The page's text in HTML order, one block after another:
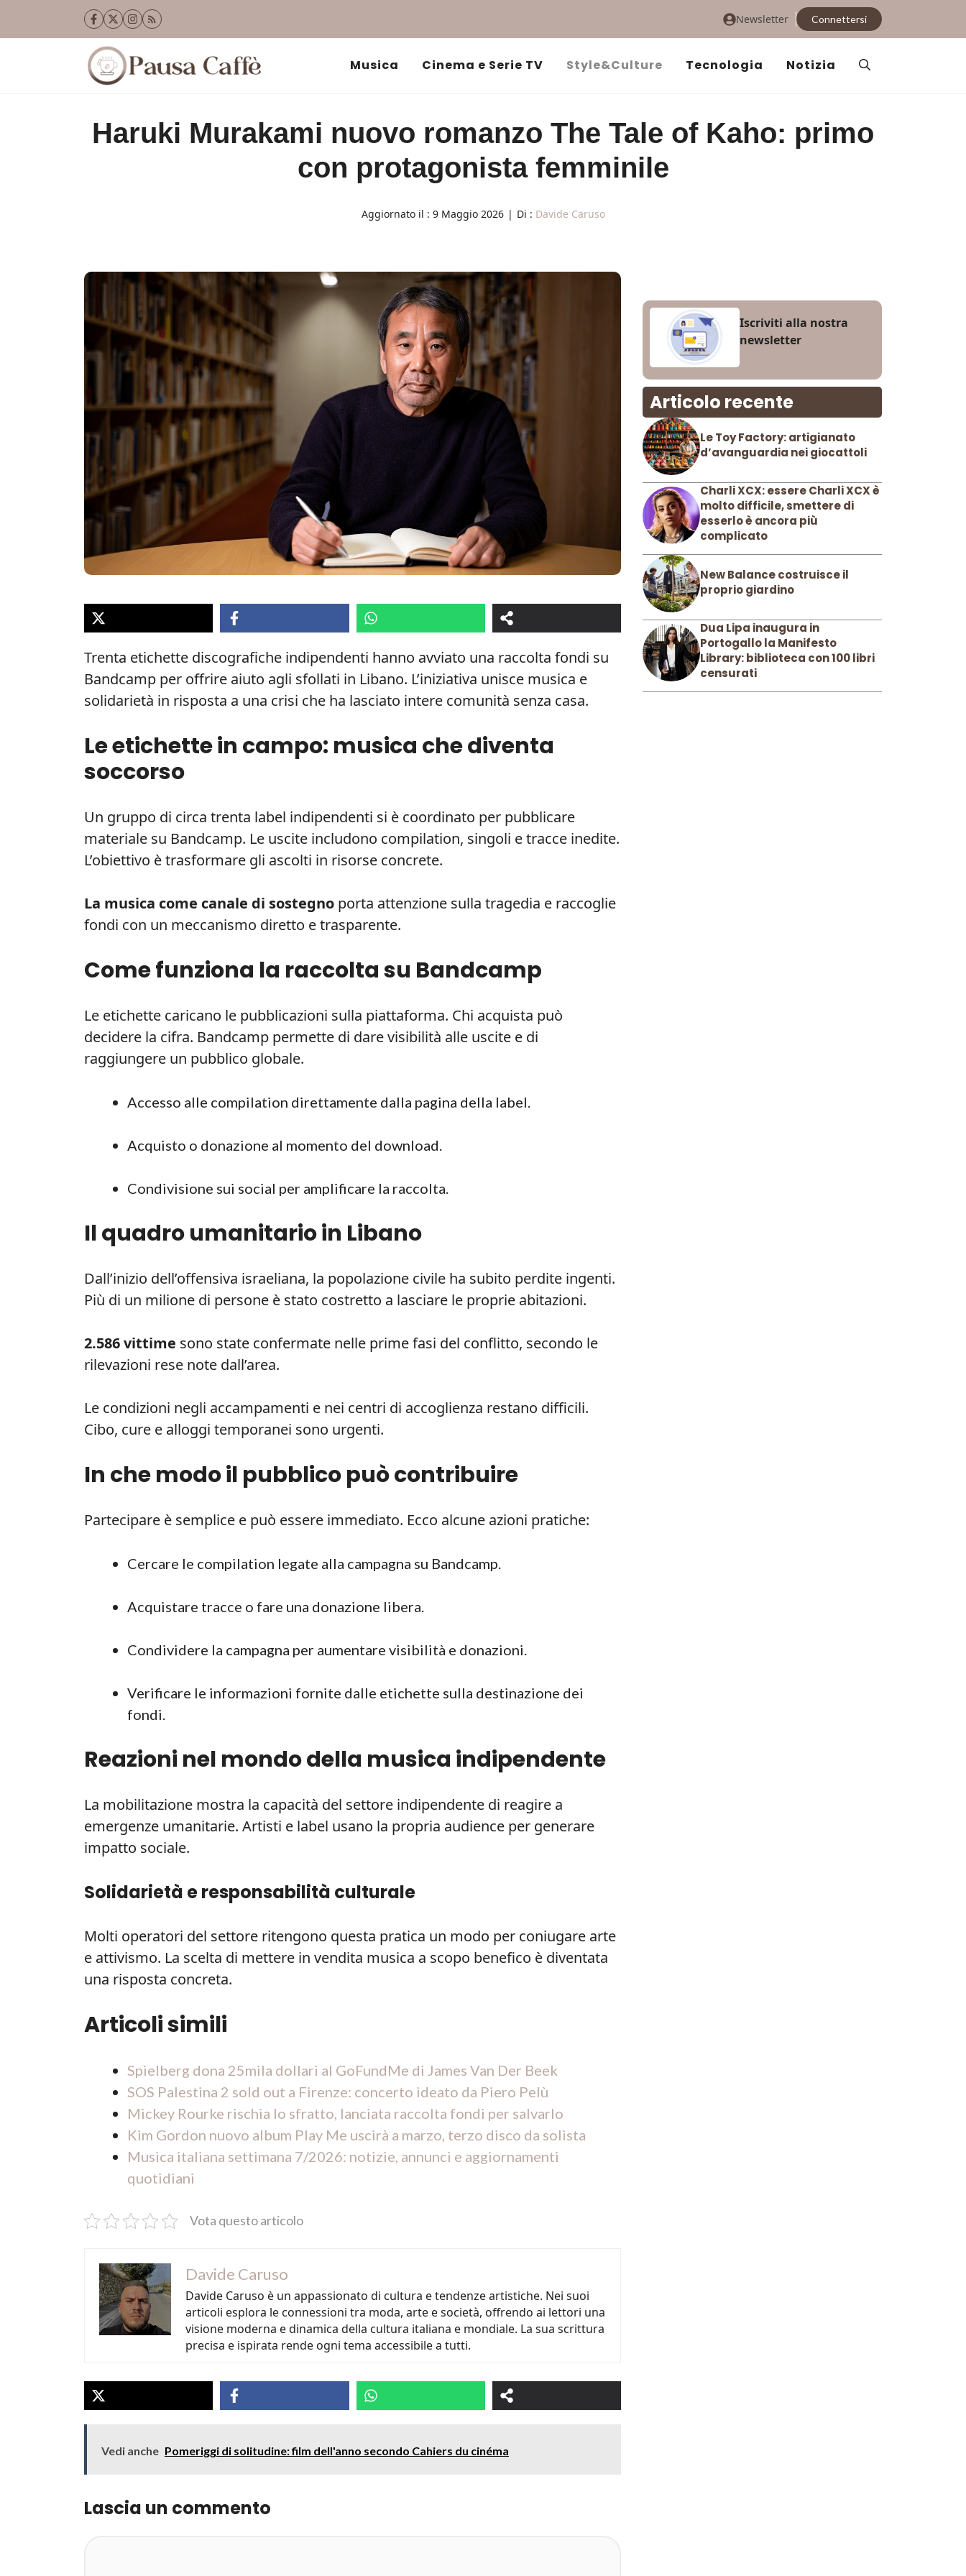
Newsletter Connettersi
Musica Cinema e Serie TV Style&Culture Tecnologia Notizia
Haruki Murakami nuovo romanzo The Tale of Kaho: primo
con protagonista femminile
Aggiornato il : 9 Maggio 2026 | Di : Davide Caruso
Trenta etichette discografiche indipendenti hanno avviato una raccolta fondi su
Bandcamp per offrire aiuto agli sfollati in Libano. L’iniziativa unisce musica e
solidarietà in risposta a una crisi che ha lasciato intere comunità senza casa.
Le etichette in campo: musica che diventa
soccorso
Un gruppo di circa trenta label indipendenti si è coordinato per pubblicare
materiale su Bandcamp. Le uscite includono compilation, singoli e tracce inedite.
L’obiettivo è trasformare gli ascolti in risorse concrete.
La musica come canale di sostegno porta attenzione sulla tragedia e raccoglie
fondi con un meccanismo diretto e trasparente.
Come funziona la raccolta su Bandcamp
Le etichette caricano le pubblicazioni sulla piattaforma. Chi acquista può
decidere la cifra. Bandcamp permette di dare visibilità alle uscite e di
raggiungere un pubblico globale.
Accesso alle compilation direttamente dalla pagina della label.
Acquisto o donazione al momento del download.
Condivisione sui social per amplificare la raccolta.
Il quadro umanitario in Libano
Dall’inizio dell’offensiva israeliana, la popolazione civile ha subito perdite ingenti.
Più di un milione di persone è stato costretto a lasciare le proprie abitazioni.
2.586 vittime sono state confermate nelle prime fasi del conflitto, secondo le
rilevazioni rese note dall’area.
Le condizioni negli accampamenti e nei centri di accoglienza restano difficili.
Cibo, cure e alloggi temporanei sono urgenti.
In che modo il pubblico può contribuire
Partecipare è semplice e può essere immediato. Ecco alcune azioni pratiche:
Cercare le compilation legate alla campagna su Bandcamp.
Acquistare tracce o fare una donazione libera.
Condividere la campagna per aumentare visibilità e donazioni.
Verificare le informazioni fornite dalle etichette sulla destinazione dei
fondi.
Reazioni nel mondo della musica indipendente
La mobilitazione mostra la capacità del settore indipendente di reagire a
emergenze umanitarie. Artisti e label usano la propria audience per generare
impatto sociale.
Solidarietà e responsabilità culturale
Molti operatori del settore ritengono questa pratica un modo per coniugare arte
e attivismo. La scelta di mettere in vendita musica a scopo benefico è diventata
una risposta concreta.
Articoli simili
Spielberg dona 25mila dollari al GoFundMe di James Van Der Beek
SOS Palestina 2 sold out a Firenze: concerto ideato da Piero Pelù
Mickey Rourke rischia lo sfratto, lanciata raccolta fondi per salvarlo
Kim Gordon nuovo album Play Me uscirà a marzo, terzo disco da solista
Musica italiana settimana 7/2026: notizie, annunci e aggiornamenti
quotidiani
Vota questo articolo
Davide Caruso
Davide Caruso è un appassionato di cultura e tendenze artistiche. Nei suoi
articoli esplora le connessioni tra moda, arte e società, offrendo ai lettori una
visione moderna e dinamica della cultura italiana e mondiale. La sua scrittura
precisa e ispirata rende ogni tema accessibile a tutti.
Vedi anche Pomeriggi di solitudine: film dell'anno secondo Cahiers du cinéma
Lascia un commento
Iscriviti alla nostra
newsletter
Articolo recente
Le Toy Factory: artigianato
d’avanguardia nei giocattoli
Charli XCX: essere Charli XCX è
molto difficile, smettere di
esserlo è ancora più
complicato
New Balance costruisce il
proprio giardino
Dua Lipa inaugura in
Portogallo la Manifesto
Library: biblioteca con 100 libri
censurati